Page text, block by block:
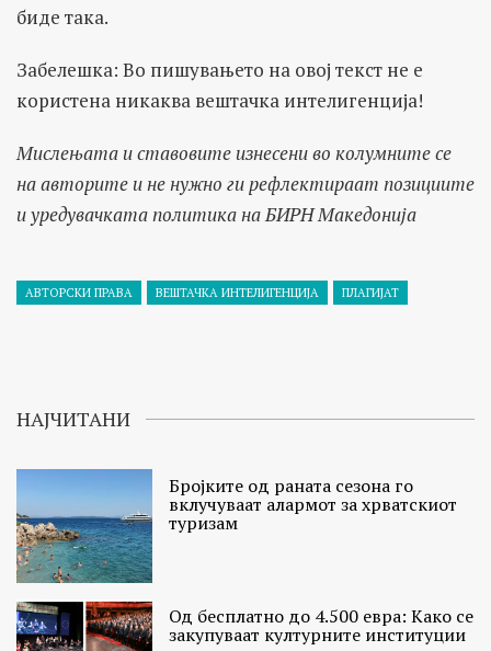
биде така.
Забелешка: Во пишувањето на овој текст не е
користена никаква вештачка интелигенција!
Мислењата и ставовите изнесени во колумните се
на авторите и не нужно ги рефлектираат позициите
и уредувачката политика на БИРН Македонија
АВТОРСКИ ПРАВА ВЕШТАЧКА ИНТЕЛИГЕНЦИЈА ПЛАГИЈАТ
НАЈЧИТАНИ
Бројките од раната сезона го
вклучуваат алармот за хрватскиот
туризам
Од бесплатно до 4.500 евра: Како се
закупуваат културните институции